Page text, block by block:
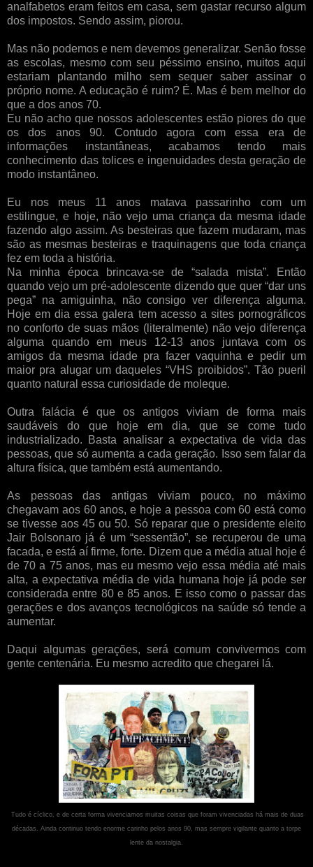
analfabetos eram feitos em casa, sem gastar recurso algum
dos impostos. Sendo assim, piorou.
Mas não podemos e nem devemos generalizar. Senão fosse
as escolas, mesmo com seu péssimo ensino, muitos aqui
estariam plantando milho sem sequer saber assinar o
próprio nome. A educação é ruim? É. Mas é bem melhor do
que a dos anos 70.
Eu não acho que nossos adolescentes estão piores do que
os dos anos 90. Contudo agora com essa era de
informações instantâneas, acabamos tendo mais
conhecimento das tolices e ingenuidades desta geração de
modo instantâneo.
Eu nos meus 11 anos matava passarinho com um
estilingue, e hoje, não vejo uma criança da mesma idade
fazendo algo assim. As besteiras que fazem mudaram, mas
são as mesmas besteiras e traquinagens que toda criança
fez em toda a história.
Na minha época brincava-se de “salada mista”. Então
quando vejo um pré-adolescente dizendo que quer “dar uns
pega” na amiguinha, não consigo ver diferença alguma.
Hoje em dia essa galera tem acesso a sites pornográficos
no conforto de suas mãos (literalmente) não vejo diferença
alguma quando em meus 12-13 anos juntava com os
amigos da mesma idade pra fazer vaquinha e pedir um
maior pra alugar um daqueles “VHS proibidos”. Tão pueril
quanto natural essa curiosidade de moleque.
Outra falácia é que os antigos viviam de forma mais
saudáveis do que hoje em dia, que se come tudo
industrializado. Basta analisar a expectativa de vida das
pessoas, que só aumenta a cada geração. Isso sem falar da
altura física, que também está aumentando.
As pessoas das antigas viviam pouco, no máximo
chegavam aos 60 anos, e hoje a pessoa com 60 está como
se tivesse aos 45 ou 50. Só reparar que o presidente eleito
Jair Bolsonaro já é um “sessentão”, se recuperou de uma
facada, e está aí firme, forte. Dizem que a média atual hoje é
de 70 a 75 anos, mas eu mesmo vejo essa média até mais
alta, a expectativa média de vida humana hoje já pode ser
considerada entre 80 e 85 anos. E isso como o passar das
gerações e dos avanços tecnológicos na saúde só tende a
aumentar.
Daqui algumas gerações, será comum convivermos com
gente centenária. Eu mesmo acredito que chegarei lá.
Tudo é cíclico, e de certa forma vivenciamos muitas coisas que foram vivenciadas há mais de duas
décadas. Ainda continuo tendo enorme carinho pelos anos 90, mas sempre vigilante quanto a torpe
lente da nostalgia.